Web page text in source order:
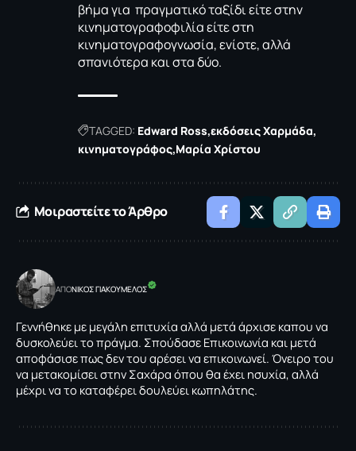
βήμα για πραγματικό ταξίδι είτε στην
κινηματογραφοφιλία είτε στη
κινηματογραφογνωσία, ενίοτε, αλλά
σπανιότερα και στα δύο.
TAGGED: Edward Ross εκδόσεις Χαρμάδα
κινηματογράφος Μαρία Χρίστου
Μοιραστείτε το Άρθρο
ΑΠΟNΙΚΟΣ ΓΙΑΚΟΥΜΕΛΟΣ
Γεννήθηκε με μεγάλη επιτυχία αλλά μετά άρχισε καπου να
δυσκολεύει το πράγμα. Σπούδασε Επικοινωνία και μετά
αποφάσισε πως δεν του αρέσει να επικοινωνεί. Όνειρο του
να μετακομίσει στην Σαχάρα όπου θα έχει ησυχία, αλλά
μέχρι να το καταφέρει δουλεύει κωπηλάτης.